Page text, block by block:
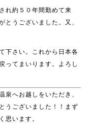
れ約５０年間勤めて来
とうございました。 又、
下さい。これから日本各
ってまいります。よろし
泉へお越しをいただき、
うございました！！まず
思います。